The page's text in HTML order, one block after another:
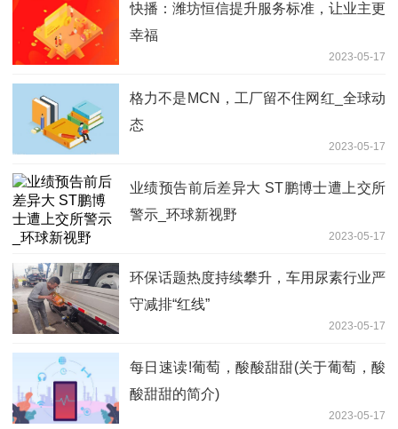
快播：潍坊恒信提升服务标准，让业主更
幸福
2023-05-17
格力不是MCN，工厂留不住网红_全球动
态
2023-05-17
业绩预告前后差异大 ST鹏博士遭上交所
警示_环球新视野
2023-05-17
环保话题热度持续攀升，车用尿素行业严
守减排“红线”
2023-05-17
每日速读!葡萄，酸酸甜甜(关于葡萄，酸
酸甜甜的简介)
2023-05-17